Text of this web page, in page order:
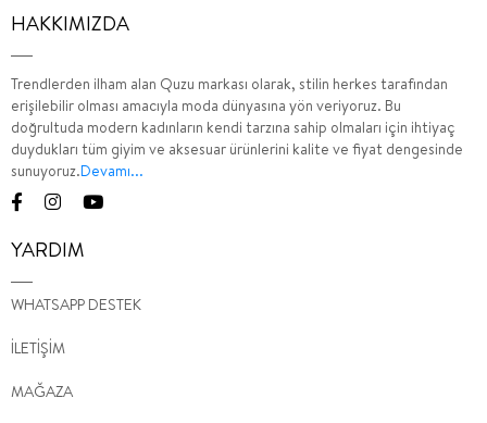
HAKKIMIZDA
Trendlerden ilham alan Quzu markası olarak, stilin herkes tarafından
erişilebilir olması amacıyla moda dünyasına yön veriyoruz. Bu
doğrultuda modern kadınların kendi tarzına sahip olmaları için ihtiyaç
duydukları tüm giyim ve aksesuar ürünlerini kalite ve fiyat dengesinde
sunuyoruz.Devamı...
YARDIM
WHATSAPP DESTEK
İLETİŞİM
MAĞAZA